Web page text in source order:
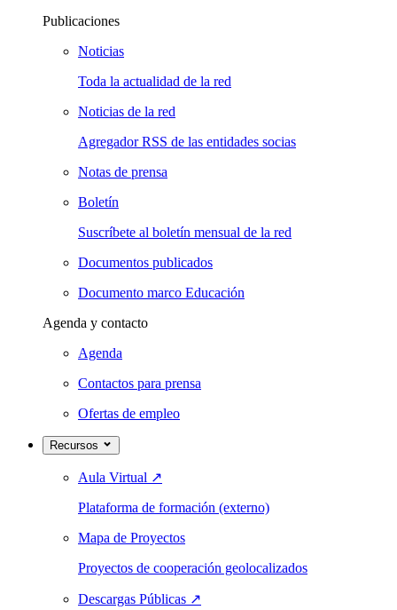
Publicaciones
Noticias
Toda la actualidad de la red
Noticias de la red
Agregador RSS de las entidades socias
Notas de prensa
Boletín
Suscríbete al boletín mensual de la red
Documentos publicados
Documento marco Educación
Agenda y contacto
Agenda
Contactos para prensa
Ofertas de empleo
Recursos
Aula Virtual ↗
Plataforma de formación (externo)
Mapa de Proyectos
Proyectos de cooperación geolocalizados
Descargas Públicas ↗